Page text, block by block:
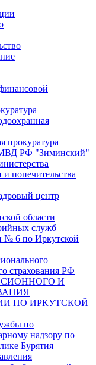
прокуратура
РФ "Зиминский"
и попечительства
центр
области
служб
6 по Иркутской
страхования РФ
И
ПО ИРКУТСКОЙ
по
надзору по
Бурятия